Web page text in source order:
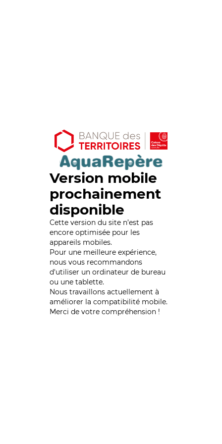
Version mobile
prochainement
disponible
Cette version du site n’est pas
encore optimisée pour les
appareils mobiles.
Pour une meilleure expérience,
nous vous recommandons
d'utiliser un ordinateur de bureau
ou une tablette.
Nous travaillons actuellement à
améliorer la compatibilité mobile.
Merci de votre compréhension !